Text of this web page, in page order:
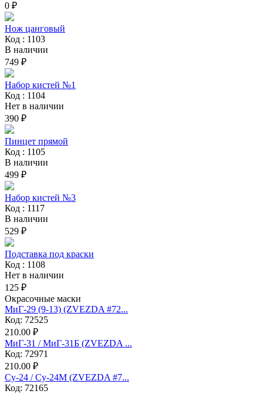
0 ₽
Нож цанговый
Код : 1103
В наличии
749 ₽
Набор кистей №1
Код : 1104
Нет в наличии
390 ₽
Пинцет прямой
Код : 1105
В наличии
499 ₽
Набор кистей №3
Код : 1117
В наличии
529 ₽
Подставка под краски
Код : 1108
Нет в наличии
125 ₽
Окрасочные маски
МиГ-29 (9-13) (ZVEZDA #72...
Код: 72525
210.00 ₽
МиГ-31 / МиГ-31Б (ZVEZDA ...
Код: 72971
210.00 ₽
Су-24 / Су-24М (ZVEZDA #7...
Код: 72165